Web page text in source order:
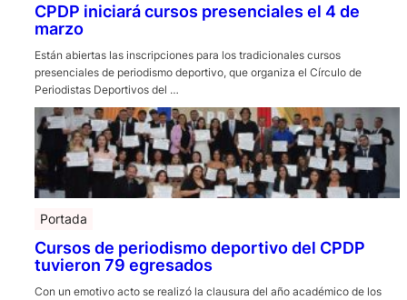
CPDP iniciará cursos presenciales el 4 de
marzo
Están abiertas las inscripciones para los tradicionales cursos
presenciales de periodismo deportivo, que organiza el Círculo de
Periodistas Deportivos del …
Portada
Cursos de periodismo deportivo del CPDP
tuvieron 79 egresados
Con un emotivo acto se realizó la clausura del año académico de los